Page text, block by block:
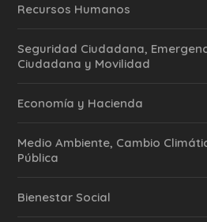
Recursos Humanos
Seguridad Ciudadana,
Ciudadana y Movilidad
Economía y Hacienda
Medio Ambiente, Cambio
Pública
Bienestar Social